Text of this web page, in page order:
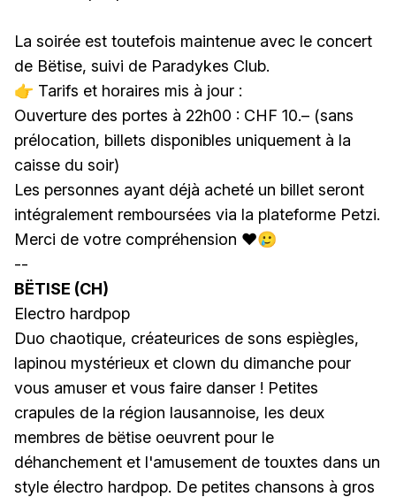
La soirée est toutefois maintenue avec le concert
de Bëtise, suivi de Paradykes Club.
👉 Tarifs et horaires mis à jour :
Ouverture des portes à 22h00 : CHF 10.– (sans
prélocation, billets disponibles uniquement à la
caisse du soir)
Les personnes ayant déjà acheté un billet seront
intégralement remboursées via la plateforme Petzi.
Merci de votre compréhension ❤️🥲
--
BËTISE (CH)
Electro hardpop
Duo chaotique, créateurices de sons espiègles,
lapinou mystérieux et clown du dimanche pour
vous amuser et vous faire danser ! Petites
crapules de la région lausannoise, les deux
membres de bëtise oeuvrent pour le
déhanchement et l'amusement de touxtes dans un
style électro hardpop. De petites chansons à gros